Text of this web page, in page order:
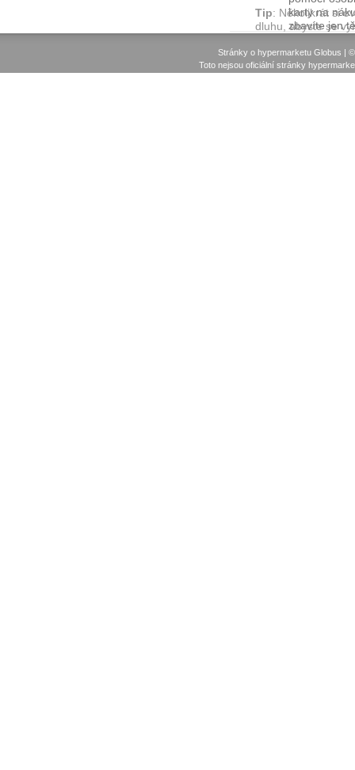
karty na
zbavíte jen
Tip: Několikrát si
dluhu, abyste se
Stránky o hypermarketu Globus |
Toto nejsou oficiální stránky